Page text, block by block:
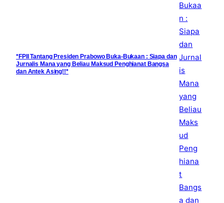
*FPII Tantang Presiden Prabowo Buka-Bukaan : Siapa dan
Jurnalis Mana yang Beliau Maksud Penghianat Bangsa
dan Antek Asing!!*